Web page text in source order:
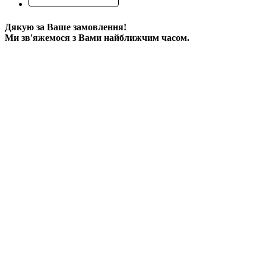
Дякую за Ваше замовлення!
Ми зв'яжемося з Вами найближчим часом.